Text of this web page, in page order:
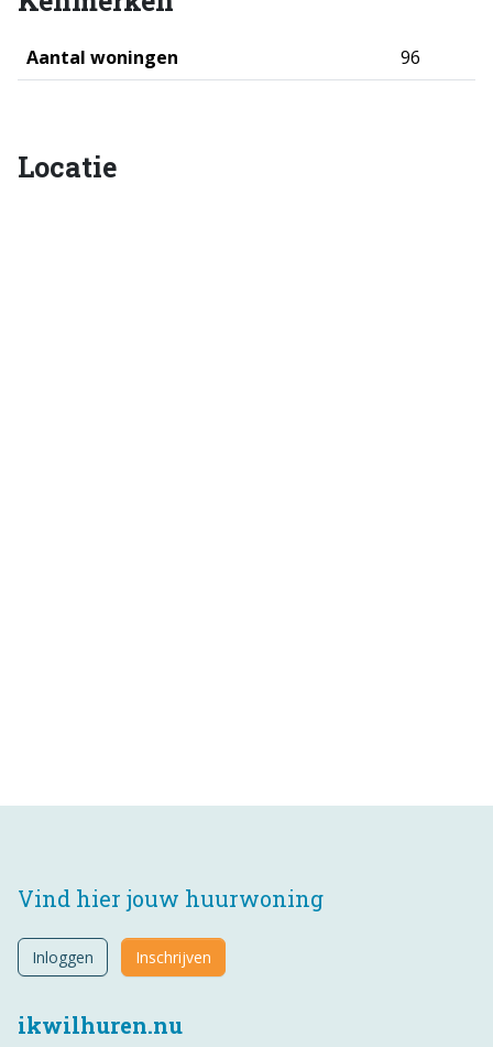
Aantal woningen 96
Locatie
ikwilhuren.nu
Vind hier jouw huurwoning
Inloggen Inschrijven